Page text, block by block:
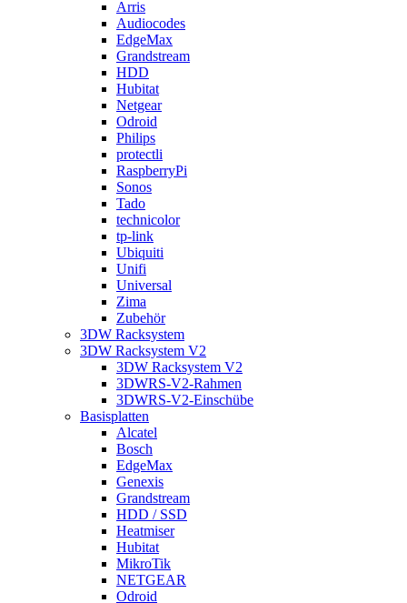
Arris
Audiocodes
EdgeMax
Grandstream
HDD
Hubitat
Netgear
Odroid
Philips
protectli
RaspberryPi
Sonos
Tado
technicolor
tp-link
Ubiquiti
Unifi
Universal
Zima
Zubehör
3DW Racksystem
3DW Racksystem V2
3DW Racksystem V2
3DWRS-V2-Rahmen
3DWRS-V2-Einschübe
Basisplatten
Alcatel
Bosch
EdgeMax
Genexis
Grandstream
HDD / SSD
Heatmiser
Hubitat
MikroTik
NETGEAR
Odroid